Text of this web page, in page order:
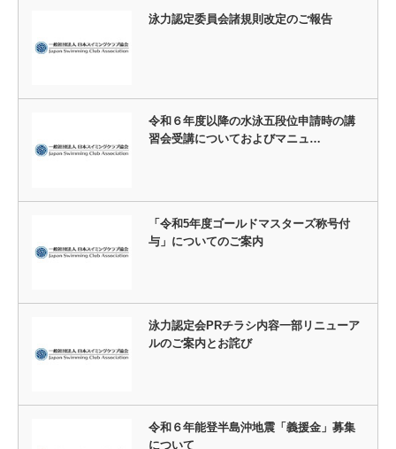
泳力認定委員会諸規則改定のご報告
令和６年度以降の水泳五段位申請時の講
習会受講についておよびマニュ…
「令和5年度ゴールドマスターズ称号付
与」についてのご案内
泳力認定会PRチラシ内容一部リニューア
ルのご案内とお詫び
令和６年能登半島沖地震「義援金」募集
について